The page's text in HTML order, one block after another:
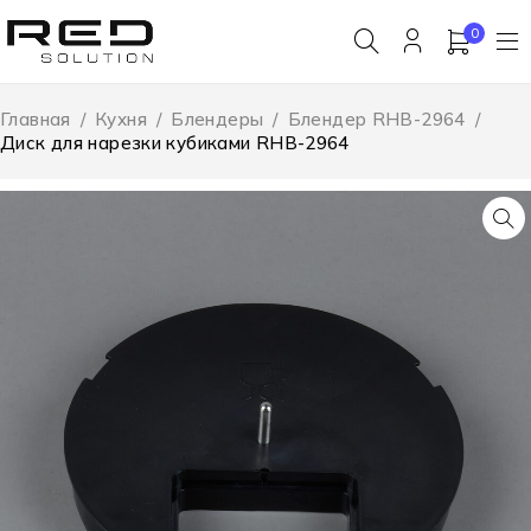
0
Главная / Кухня / Блендеры / Блендер RHB-2964 /
Диск для нарезки кубиками RHB-2964